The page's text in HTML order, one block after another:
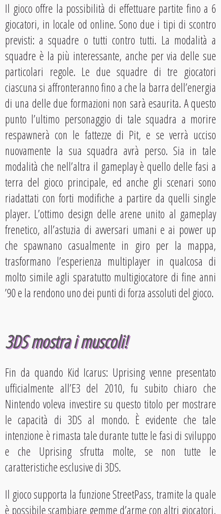
Il gioco offre la possibilità di effettuare partite fino a 6
giocatori, in locale od online. Sono due i tipi di scontro
previsti: a squadre o tutti contro tutti. La modalità a
squadre è la più interessante, anche per via delle sue
particolari regole. Le due squadre di tre giocatori
ciascuna si affronteranno fino a che la barra dell’energia
di una delle due formazioni non sarà esaurita. A questo
punto l’ultimo personaggio di tale squadra a morire
respawnerà con le fattezze di Pit, e se verrà ucciso
nuovamente la sua squadra avrà perso. Sia in tale
modalità che nell’altra il gameplay è quello delle fasi a
terra del gioco principale, ed anche gli scenari sono
riadattati con forti modifiche a partire da quelli single
player. L’ottimo design delle arene unito al gameplay
frenetico, all’astuzia di avversari umani e ai power up
che spawnano casualmente in giro per la mappa,
trasformano l’esperienza multiplayer in qualcosa di
molto simile agli sparatutto multigiocatore di fine anni
’90 e la rendono uno dei punti di forza assoluti del gioco.
3DS mostra i muscoli!
Fin da quando Kid Icarus: Uprising venne presentato
ufficialmente all’E3 del 2010, fu subito chiaro che
Nintendo voleva investire su questo titolo per mostrare
le capacità di 3DS al mondo. È evidente che tale
intenzione è rimasta tale durante tutte le fasi di sviluppo
e che Uprising sfrutta molte, se non tutte le
caratteristiche esclusive di 3DS.
Il gioco supporta la funzione StreetPass, tramite la quale
è possibile scambiare gemme d’arme con altri giocatori,